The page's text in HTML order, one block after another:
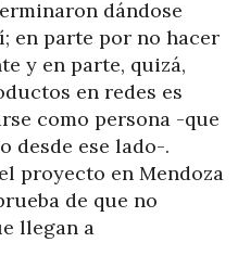
dándose
en parte por no hacer
y en parte, quizá,
en redes es
como persona -que
desde ese lado-.
proyecto en Mendoza
de que no
llegan a